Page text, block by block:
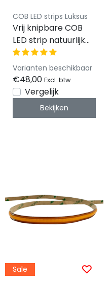
COB LED strips Luksus
Vrij knipbare COB
LED strip natuurlijk
wit 12W 1200LM
528LED p/m 24VDC
IP20 4000K – 5
meter
Varianten beschikbaar
€48,00 Excl. btw
Vergelijk
Bekijken
Sale